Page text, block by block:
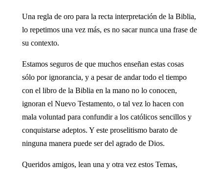
Una regla de oro para la recta interpretación de la Biblia,
lo repetimos una vez más, es no sacar nunca una frase de
su contexto.
Estamos seguros de que muchos enseñan estas cosas
sólo por ignorancia, y a pesar de andar todo el tiempo
con el libro de la Biblia en la mano no lo conocen,
ignoran el Nuevo Testamento, o tal vez lo hacen con
mala voluntad para confundir a los católicos sencillos y
conquistarse adeptos. Y este proselitismo barato de
ninguna manera puede ser del agrado de Dios.
Queridos amigos, lean una y otra vez estos Temas,